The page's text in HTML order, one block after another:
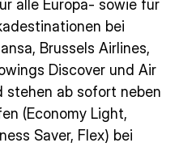
alle Europa- sowie für
bei
Brussels Airlines,
Discover und Air
stehen ab sofort neben
(Economy Light,
Saver, Flex) bei